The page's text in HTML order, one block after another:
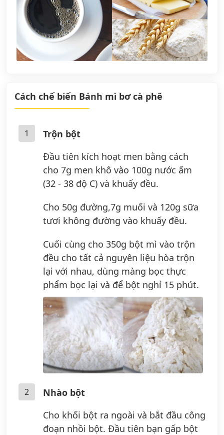
Cách chế biến Bánh mì bơ cà phê
1
Trộn bột
Đầu tiên kích hoạt men bằng cách
cho 7g men khô vào 100g nước ấm
(32 - 38 độ C) và khuấy đều.
Cho 50g đường,7g muối và 120g sữa
tươi không đường vào khuấy đều.
Cuối cùng cho 350g bột mì vào trộn
đều cho tất cả nguyên liệu hòa trộn
lại với nhau, dùng màng bọc thực
phẩm bọc lại và để bột nghỉ 15 phút.
2
Nhào bột
Cho khối bột ra ngoài và bắt đầu công
đoạn nhồi bột. Đầu tiên bạn gấp bột